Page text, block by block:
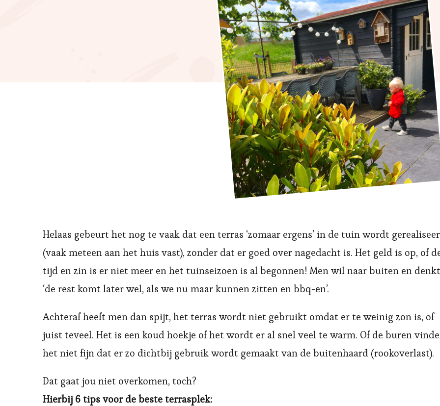
Helaas gebeurt het nog te vaak dat een terras ‘zomaar ergens’ in de tuin wordt
(vaak meteen aan het huis vast), zonder dat er goed over nagedacht is. Het geld is op, of
tijd en zin is er niet meer en het tuinseizoen is al begonnen! Men wil naar buiten en denkt
‘de rest komt later wel, als we nu maar kunnen zitten en bbq-en’.
Achteraf heeft men dan spijt, het terras wordt niet gebruikt omdat er te weinig zon is, of
juist teveel. Het is een koud hoekje of het wordt er al snel veel te warm. Of de buren
het niet fijn dat er zo dichtbij gebruik wordt gemaakt van de buitenhaard (rookoverlast).
Dat gaat jou niet overkomen, toch?
Hierbij 6 tips voor de beste terrasplek: